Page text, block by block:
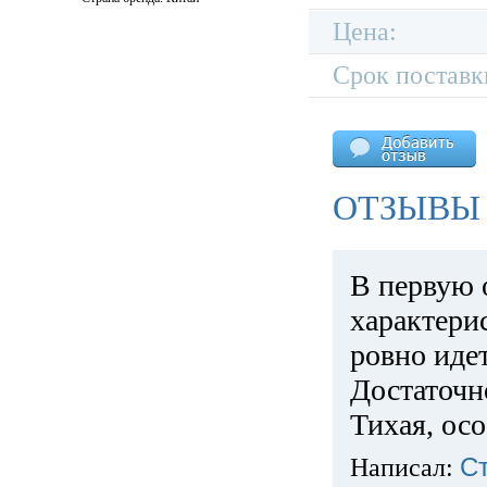
Цена:
Срок
ОТЗЫВЫ
В первую
ровно
Тихая,
Написал: